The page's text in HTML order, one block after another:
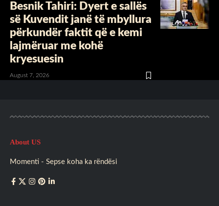
Besnik Tahiri: Dyert e sallës
së Kuvendit janë të mbyllura
përkundër faktit që e kemi
lajmëruar me kohë
kryesuesin
August 7, 2026
About US
Momenti - Sepse koha ka rëndësi